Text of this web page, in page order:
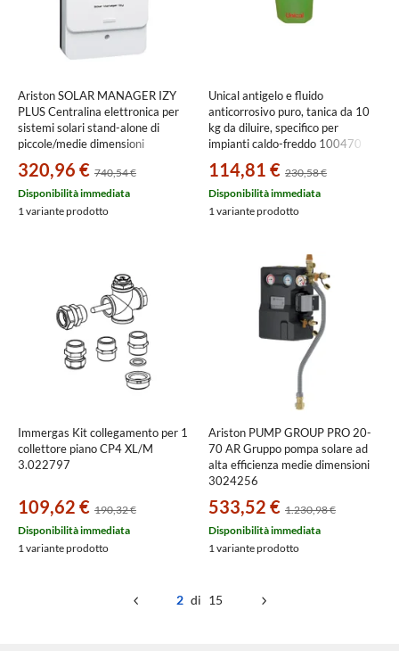
Ariston SOLAR MANAGER IZY
PLUS Centralina elettronica per
sistemi solari stand-alone di
piccole/medie dimensioni
320,96 € 740,54 €
Disponibilità immediata
1 variante prodotto
Unical antigelo e fluido
anticorrosivo puro, tanica da 10
kg da diluire, specifico per
impianti caldo-freddo 100470
114,81 € 230,58 €
Disponibilità immediata
1 variante prodotto
Immergas Kit collegamento per 1
collettore piano CP4 XL/M
3.022797
109,62 € 190,32 €
Disponibilità immediata
1 variante prodotto
Ariston PUMP GROUP PRO 20-
70 AR Gruppo pompa solare ad
alta efficienza medie dimensioni
3024256
533,52 € 1.230,98 €
Disponibilità immediata
1 variante prodotto
2 di 15